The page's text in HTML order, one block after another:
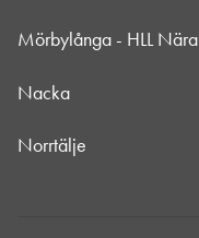
Mörbylånga - HLL Nära
Nacka
Norrtälje